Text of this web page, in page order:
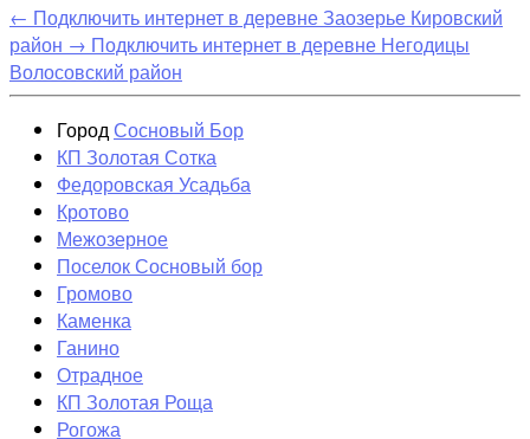
← Подключить интернет в деревне Заозерье Кировский
район → Подключить интернет в деревне Негодицы
Волосовский район
ГородСосновый Бор
КП Золотая Сотка
Федоровская Усадьба
Кротово
Межозерное
Поселок Сосновый бор
Громово
Каменка
Ганино
Отрадное
КП Золотая Роща
Рогожа